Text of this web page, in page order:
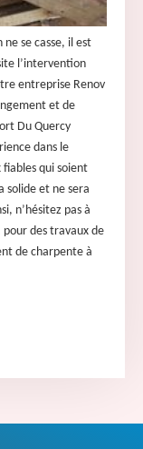
se casse, il est
l’intervention
entreprise Renov
et de
Du Quercy
dans le
fiables qui soient
solide et ne sera
n’hésitez pas à
des travaux de
de charpente à